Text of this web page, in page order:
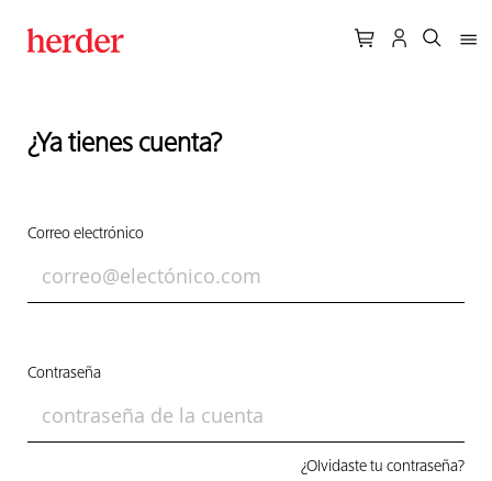
¿Ya tienes cuenta?
Correo electrónico
Contraseña
¿Olvidaste tu contraseña?